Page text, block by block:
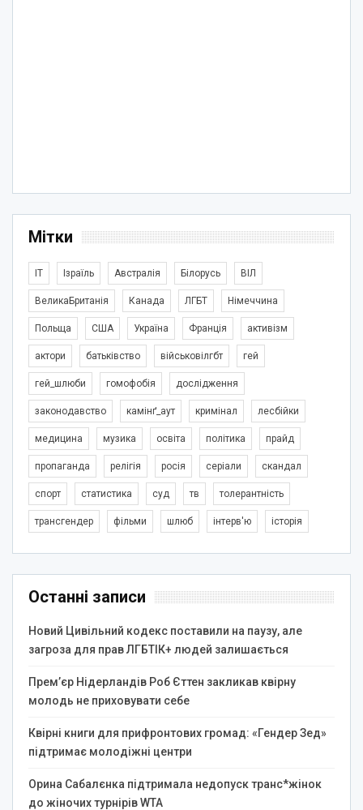
Мітки
IT Ізраїль Австралія Білорусь ВІЛ
ВеликаБританія Канада ЛГБТ Німеччина
Польща США Україна Франція активізм
актори батьківство військовілгбт гей
гей_шлюби гомофобія дослідження
законодавство камінґ_аут кримінал лесбійки
медицина музика освіта політика прайд
пропаганда релігія росія серіали скандал
спорт статистика суд тв толерантність
трансгендер фільми шлюб інтерв'ю історія
Останні записи
Новий Цивільний кодекс поставили на паузу, але
загроза для прав ЛГБТІК+ людей залишається
Прем’єр Нідерландів Роб Єттен закликав квірну
молодь не приховувати себе
Квірні книги для прифронтових громад: «Гендер Зед»
підтримає молодіжні центри
Орина Сабалєнка підтримала недопуск транс*жінок
до жіночих турнірів WTA